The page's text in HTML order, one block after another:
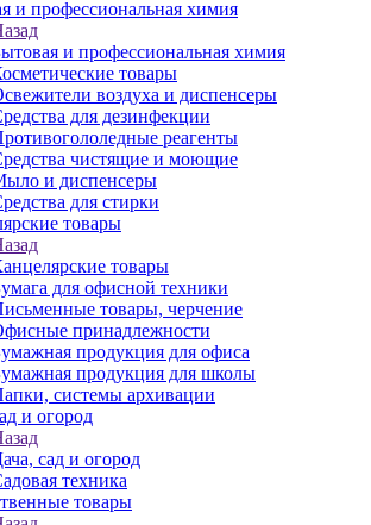
и профессиональная химия
и профессиональная химия
товары
воздуха и диспенсеры
для дезинфекции
реагенты
чистящие и моющие
и диспенсеры
для стирки
товары
товары
для офисной техники
товары, черчение
принадлежности
продукция для офиса
продукция для школы
системы архивации
и огород
сад и огород
техника
товары